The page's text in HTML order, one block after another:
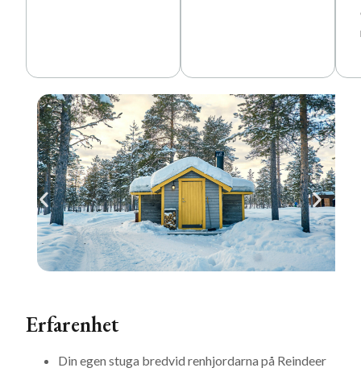
Erfarenhet
Din egen stuga bredvid renhjordarna på Reindeer